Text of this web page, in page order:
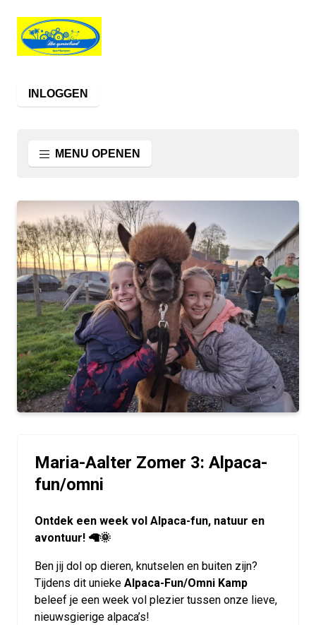
INLOGGEN
MENU OPENEN
Maria-Aalter Zomer 3: Alpaca-
fun/omni
Ontdek een week vol Alpaca-fun, natuur en
avontuur! 🦙🌞
Ben jij dol op dieren, knutselen en buiten zijn?
Tijdens dit unieke Alpaca-Fun/Omni Kamp
beleef je een week vol plezier tussen onze lieve,
nieuwsgierige alpaca’s!